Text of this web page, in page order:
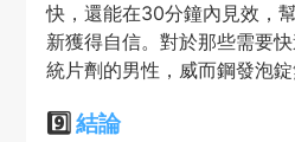
快，還能在30分鐘內見效，
新獲得自信。對於那些需要
統片劑的男性，威而鋼發泡錠
9️⃣ 結論